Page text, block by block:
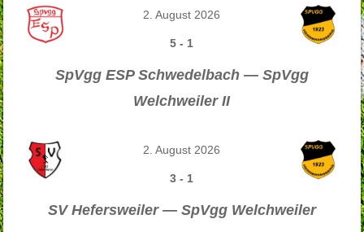
2. August 2026
5 - 1
SpVgg ESP Schwedelbach — SpVgg
Welchweiler II
2. August 2026
3 - 1
SV Hefersweiler — SpVgg Welchweiler